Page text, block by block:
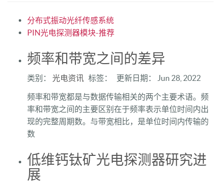
分布式振动光纤传感系统
PIN光电探测器模块-推荐
频率和带宽之间的差异
类别： 光电资讯 标签： 更新日期： Jun 28, 2022
频率和带宽都是与数据传输相关的两个主要术语。频
率和带宽之间的主要区别在于频率表示单位时间内出
现的完整周期数。与带宽相比，是单位时间内传输的
数
低维钙钛矿光电探测器研究进
展